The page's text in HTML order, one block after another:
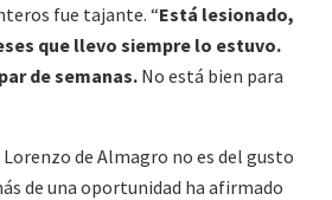
fue tajante. “Está lesionado,
que llevo siempre lo estuvo.
de semanas. No está bien para
Lorenzo de Almagro no es del gusto
de una oportunidad ha afirmado